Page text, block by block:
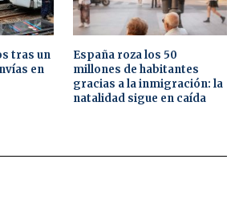
tras un
en
España roza los 50
millones de habitantes
gracias a la inmigración: la
natalidad sigue en caída